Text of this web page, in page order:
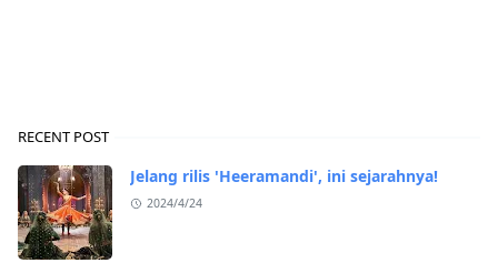
RECENT POST
Jelang rilis 'Heeramandi', ini sejarahnya!
2024/4/24